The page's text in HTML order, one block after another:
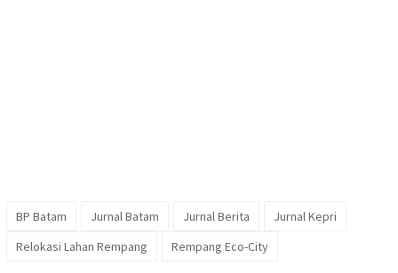
BP Batam Jurnal Batam Jurnal Berita
Jurnal Kepri
Relokasi Lahan Rempang
Rempang Eco-City